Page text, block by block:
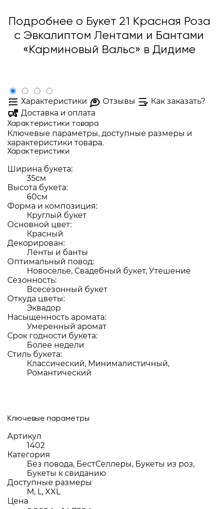
Подробнее о Букет 21 Красная Роза
с Эвкалиптом Лентами и Бантами
«Карминовый Вальс» в Дидиме
Характеристики Отзывы
Как заказать?
Доставка и оплата
Характеристики товара
Ключевые параметры, доступные размеры и
характеристики товара.
Характеристики
Ширина букета:
35см
Высота букета:
60см
Форма и композиция:
Круглый букет
Основной цвет:
Красный
Декорирован:
Ленты и банты
Оптимальный повод:
Новоселье, Свадебный букет, Утешение
Сезонность:
Всесезонный букет
Откуда цветы:
Эквадор
Насыщенность аромата:
Умеренный аромат
Срок годности букета:
Более недели
Стиль букета:
Классический, Минималистичный,
Романтический
Ключевые параметры
Артикул
1402
Категория
Без повода, БестСеллеры, Букеты из роз,
Букеты к свиданию
Доступные размеры
M, L, XXL
Цена